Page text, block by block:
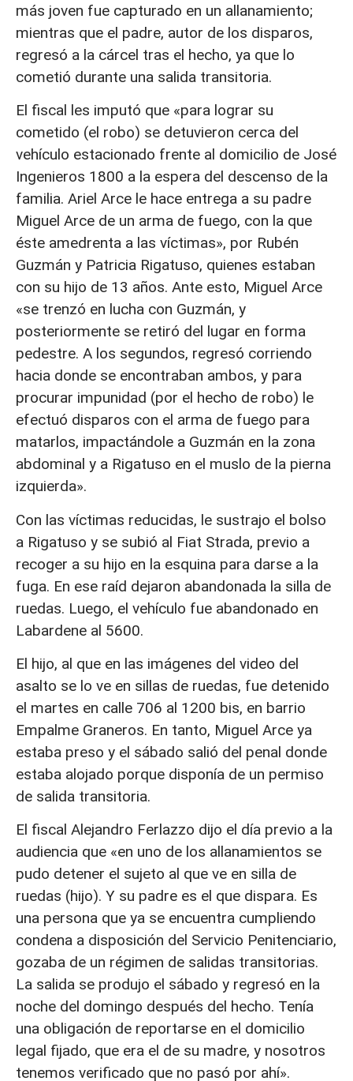
más joven fue capturado en un allanamiento;
mientras que el padre, autor de los disparos,
regresó a la cárcel tras el hecho, ya que lo
cometió durante una salida transitoria.
El fiscal les imputó que «para lograr su
cometido (el robo) se detuvieron cerca del
vehículo estacionado frente al domicilio de José
Ingenieros 1800 a la espera del descenso de la
familia. Ariel Arce le hace entrega a su padre
Miguel Arce de un arma de fuego, con la que
éste amedrenta a las víctimas», por Rubén
Guzmán y Patricia Rigatuso, quienes estaban
con su hijo de 13 años. Ante esto, Miguel Arce
«se trenzó en lucha con Guzmán, y
posteriormente se retiró del lugar en forma
pedestre. A los segundos, regresó corriendo
hacia donde se encontraban ambos, y para
procurar impunidad (por el hecho de robo) le
efectuó disparos con el arma de fuego para
matarlos, impactándole a Guzmán en la zona
abdominal y a Rigatuso en el muslo de la pierna
izquierda».
Con las víctimas reducidas, le sustrajo el bolso
a Rigatuso y se subió al Fiat Strada, previo a
recoger a su hijo en la esquina para darse a la
fuga. En ese raíd dejaron abandonada la silla de
ruedas. Luego, el vehículo fue abandonado en
Labardene al 5600.
El hijo, al que en las imágenes del video del
asalto se lo ve en sillas de ruedas, fue detenido
el martes en calle 706 al 1200 bis, en barrio
Empalme Graneros. En tanto, Miguel Arce ya
estaba preso y el sábado salió del penal donde
estaba alojado porque disponía de un permiso
de salida transitoria.
El fiscal Alejandro Ferlazzo dijo el día previo a la
audiencia que «en uno de los allanamientos se
pudo detener el sujeto al que ve en silla de
ruedas (hijo). Y su padre es el que dispara. Es
una persona que ya se encuentra cumpliendo
condena a disposición del Servicio Penitenciario,
gozaba de un régimen de salidas transitorias.
La salida se produjo el sábado y regresó en la
noche del domingo después del hecho. Tenía
una obligación de reportarse en el domicilio
legal fijado, que era el de su madre, y nosotros
tenemos verificado que no pasó por ahí».